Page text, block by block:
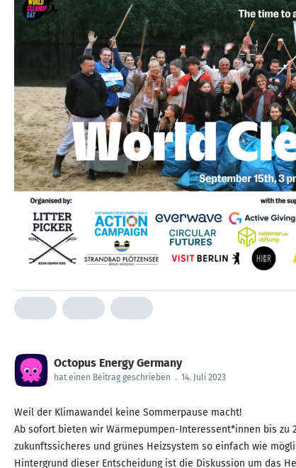
Octopus Energy Germany
hat einen Beitrag geschrieben . 14. Juli 2023
Weil der Klimawandel keine Sommerpause macht!
Ab sofort bieten wir Wärmepumpen-Interessent*innen bis zu
zukunftssicheres und grünes Heizsystem so einfach wie
Hintergrund dieser Entscheidung ist die Diskussion um das